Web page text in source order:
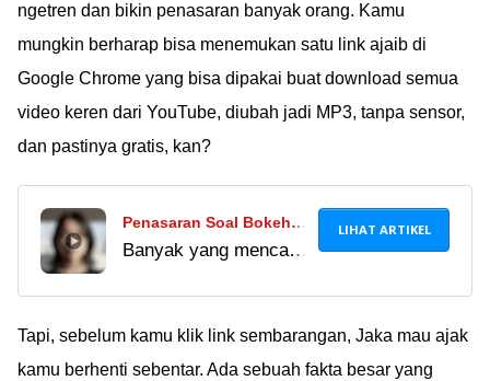
ngetren dan bikin penasaran banyak orang. Kamu
mungkin berharap bisa menemukan satu link ajaib di
Google Chrome yang bisa dipakai buat download semua
video keren dari YouTube, diubah jadi MP3, tanpa sensor,
dan pastinya gratis, kan?
Penasaran Soal Bokeh
Japanese Translation
Ini Isinya!
Banyak yang mencari
english full version
download. Pahami
LIHAT ARTIKEL
Tapi, sebelum kamu klik link sembarangan, Jaka mau ajak
kamu berhenti sebentar. Ada sebuah fakta besar yang